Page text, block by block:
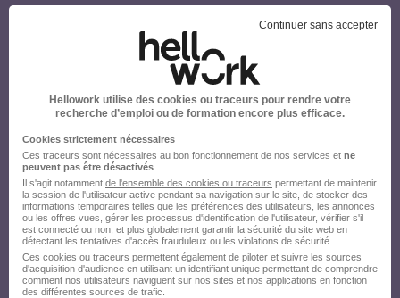
Continuer sans accepter
Hellowork utilise des cookies ou traceurs pour rendre votre
recherche d’emploi ou de formation encore plus efficace.
Cookies strictement nécessaires
Ces traceurs sont nécessaires au bon fonctionnement de nos services et ne
peuvent pas être désactivés
Il s'agit notamment de l'ensemble des cookies ou traceurs permettant de maintenir
la session de l'utilisateur active pendant sa navigation sur le site, de stocker des
informations temporaires telles que les préférences des utilisateurs, les annonces
ou les offres vues, gérer les processus d'identification de l'utilisateur, vérifier s'il
est connecté ou non, et plus globalement garantir la sécurité du site web en
détectant les tentatives d'accès frauduleux ou les violations de sécurité.
Ces cookies ou traceurs permettent également de piloter et suivre les sources
d'acquisition d'audience en utilisant un identifiant unique permettant de comprendre
comment nos utilisateurs naviguent sur nos sites et nos applications en fonction
des différentes sources de trafic.